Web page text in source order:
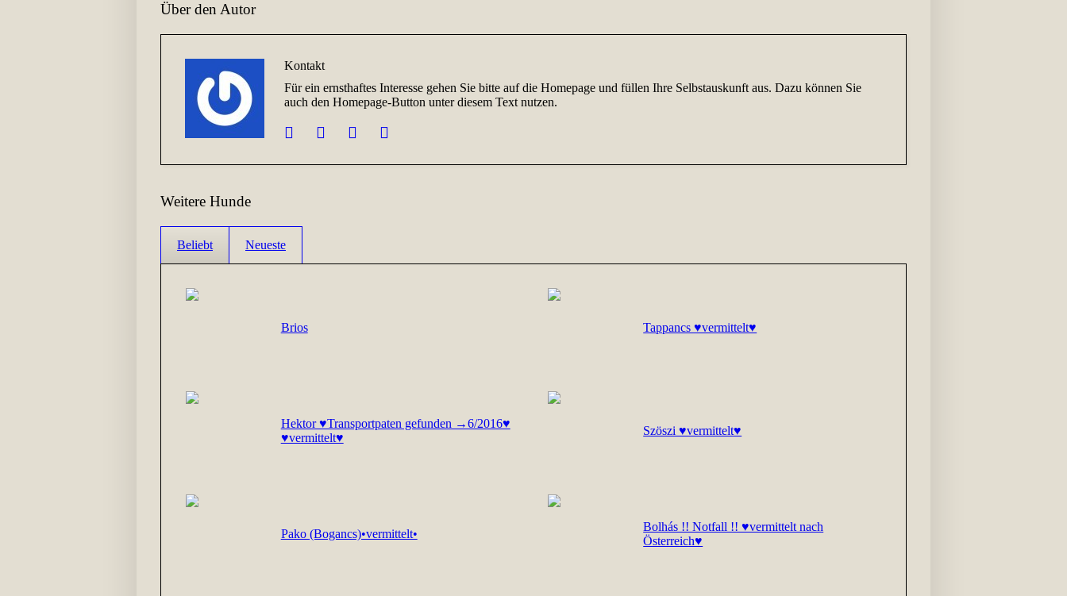
Über den Autor
Kontakt
Für ein ernsthaftes Interesse gehen Sie bitte auf die Homepage und füllen Ihre Selbstauskunft aus. Dazu können Sie
auch den Homepage-Button unter diesem Text nutzen.
Weitere Hunde
Beliebt Neueste
Brios Tappancs ♥vermittelt♥
Hektor ♥Transportpaten gefunden →6/2016♥
♥vermittelt♥
Szöszi ♥vermittelt♥
Pako (Bogancs)•vermittelt•
Bolhás !! Notfall !! ♥vermittelt nach
Österreich♥